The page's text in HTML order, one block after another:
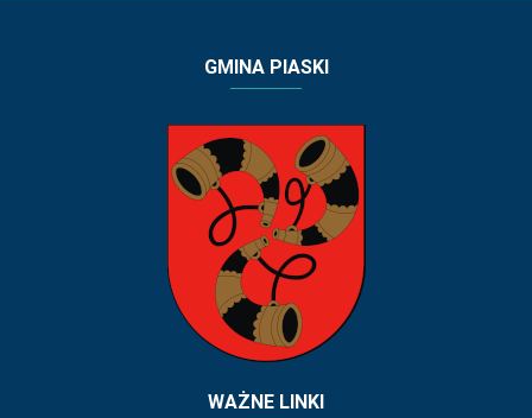
GMINA PIASKI
WAŻNE LINKI